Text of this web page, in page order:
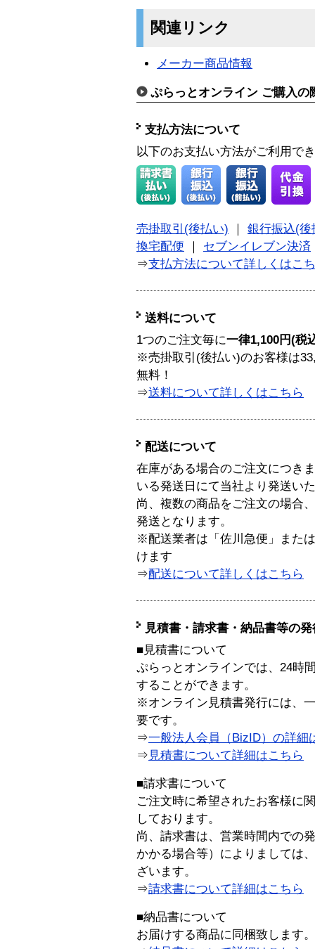
関連リンク
メーカー商品情報
ぷらっとオンライン ご購入の
支払方法について
以下のお支払い方法がご利用で
売掛取引(後払い)
銀行振込(後
換宅配便
セブンイレブン決済
⇒支払方法について詳しくはこ
送料について
1つのご注文毎に一律1,100円(税
※売掛取引(後払い)のお客様は
無料！
⇒送料について詳しくはこちら
配送について
在庫がある場合のご注文につき
いる発送日にて当社より発送い
尚、複数の商品をご注文の場合
発送となります。
※配送業者は「佐川急便」また
けます
⇒配送について詳しくはこちら
見積書・請求書・納品書等の
■見積書について
ぷらっとオンラインでは、24時
することができます。
※オンライン見積書発行には、
要です。
⇒一般法人会員（BizID）の詳細
⇒ 見積書について詳細はこちら
■請求書について
ご注文時に希望されたお客様に
しております。
尚、請求書は、営業時間内での
かかる場合等）によりましては
ざいます。
⇒請求書について詳細はこちら
■納品書について
お届けする商品に同梱致します。